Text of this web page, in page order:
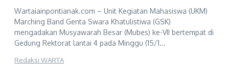
Wartaiainpontianak.com – Unit Kegiatan Mahasiswa (UKM)
Marching Band Genta Swara Khatulistiwa (GSK)
mengadakan Musyawarah Besar (Mubes) ke-VII bertempat di
Gedung Rektorat lantai 4 pada Minggu (15/1...
Redaksi WARTA